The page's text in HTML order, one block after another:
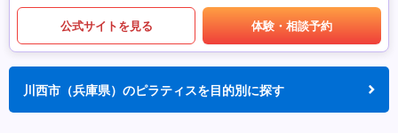
公式サイトを見る 体験・相談予約
川西市（兵庫県）のピラティスを目的別に探す